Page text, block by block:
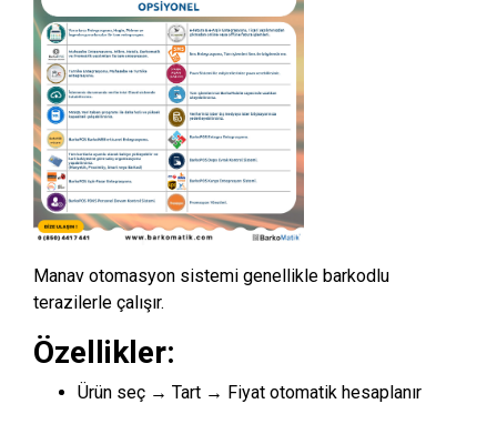
Manav otomasyon sistemi genellikle barkodlu
terazilerle çalışır.
Özellikler:
Ürün seç → Tart → Fiyat otomatik hesaplanır